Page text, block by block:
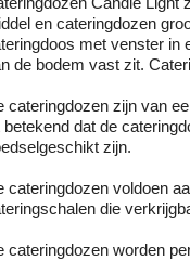
en cateringdozen
met venster in
de bodem vast zit.
cateringdozen zijn van
betekend dat de
zijn.
cateringdozen voldoen
die
cateringdozen worden